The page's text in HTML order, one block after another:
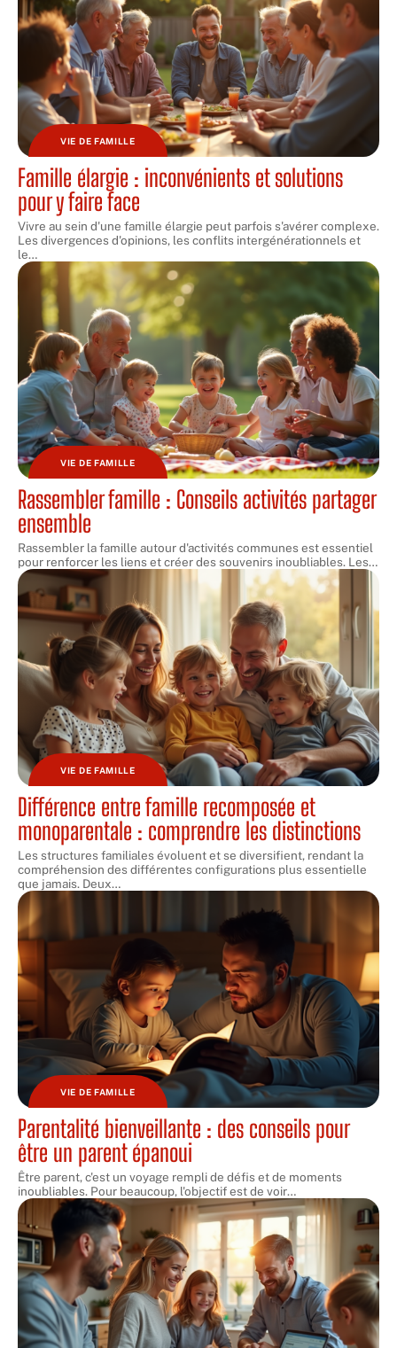
VIE DE FAMILLE
Famille élargie : inconvénients et solutions
pour y faire face
Vivre au sein d'une famille élargie peut parfois s'avérer complexe.
Les divergences d'opinions, les conflits intergénérationnels et
le…
VIE DE FAMILLE
Rassembler famille : Conseils activités partager
ensemble
Rassembler la famille autour d'activités communes est essentiel
pour renforcer les liens et créer des souvenirs inoubliables. Les…
VIE DE FAMILLE
Différence entre famille recomposée et
monoparentale : comprendre les distinctions
Les structures familiales évoluent et se diversifient, rendant la
compréhension des différentes configurations plus essentielle
que jamais. Deux…
VIE DE FAMILLE
Parentalité bienveillante : des conseils pour
être un parent épanoui
Être parent, c'est un voyage rempli de défis et de moments
inoubliables. Pour beaucoup, l'objectif est de voir…